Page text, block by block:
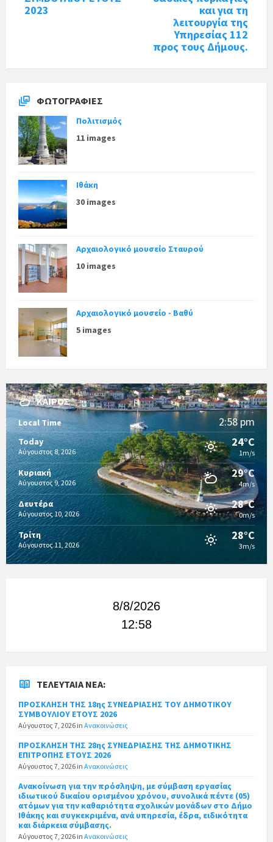
2023
και για τη
λειτουργία της
Υπηρεσίας 112
προς τους Δήμους.
ΦΩΤΟΓΡΑΦΊΕΣ
Πολιτισμός
11 images
Ιθάκη
30 images
Αρχαιολογικό μουσείο Σταυρού
10 images
Αρχαιολογικό μουσείο - Βαθύ
5 images
ΚΑΙΡΌΣ
Local Time 2:58 pm
Today
Αύγουστος 8, 2026
24°C
1m/s
Κυριακή
Αύγουστος 9, 2026
29°C
4m/s
Δευτέρα
Αύγουστος 10, 2026
28°C
0m/s
Τρίτη
Αύγουστος 11, 2026
28°C
3m/s
8/8/2026
12:58
ΤΕΛΕΥΤΑΊΑ ΝΈΑ:
ΠΡΟΣΚΛΗΣΗ ΤΗΣ 18ης ΣΥΝΕΔΡΙΑΣΗΣ ΤΟΥ ΔΗΜΟΤΙΚΟΥ
ΣΥΜΒΟΥΛΙΟΥ ΕΤΟΥΣ 2026
Αύγουστος 7, 2026 in Ανακοινώσεις
ΠΡΟΣΚΛΗΣΗ ΤΗΣ 28ης ΣΥΝΕΔΡΙΑΣΗΣ ΤΗΣ ΔΗΜΟΤΙΚΗΣ
ΕΠΙΤΡΟΠΗΣ ΕΤΟΥΣ 2026
Αύγουστος 7, 2026 in Ανακοινώσεις
Ανακοίνωση για την πρόσληψη, με σύμβαση εργασίας
ιδιωτικού δικαίου ορισμένου χρόνου, συνολικά πέντε (05)
ατόμων για την καθαριότητα σχολικών μονάδων στο Δήμο
Ιθάκης και συγκεκριμένα, ανά υπηρεσία, έδρα, ειδικότητα
και διάρκεια σύμβασης.
Αύγουστος 7, 2026 in Ανακοινώσεις